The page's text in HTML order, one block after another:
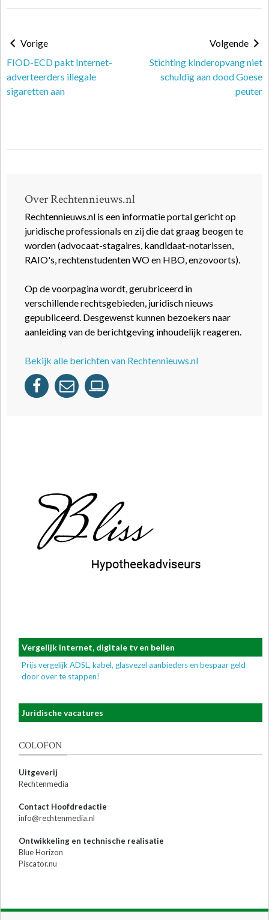
Vorige
FIOD-ECD pakt Internet-
adverteerders illegale
sigaretten aan
Volgende
Stichting kinderopvang niet
schuldig aan dood Goese
peuter
Over Rechtennieuws.nl
Rechtennieuws.nl is een informatie portal gericht op
juridische professionals en zij die dat graag beogen te
worden (advocaat-stagaires, kandidaat-notarissen,
RAIO's, rechtenstudenten WO en HBO, enzovoorts).
Op de voorpagina wordt, gerubriceerd in
verschillende rechtsgebieden, juridisch nieuws
gepubliceerd. Desgewenst kunnen bezoekers naar
aanleiding van de berichtgeving inhoudelijk reageren.
Bekijk alle berichten van Rechtennieuws.nl
Vergelijk internet, digitale tv en bellen
Prijs vergelijk ADSL, kabel, glasvezel aanbieders en bespaar geld
door over te stappen!
Juridische vacatures
COLOFON
Uitgeverij
Rechtenmedia
Contact Hoofdredactie
info@rechtenmedia.nl
Ontwikkeling en technische realisatie
Blue Horizon
Piscator.nu